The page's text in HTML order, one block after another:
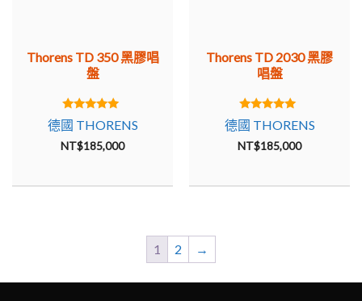
1983 年，在公司成立 100 週年之際，又一款大型車型進入
市場：Thorens Prestige。質量上等同於 Reference，帶有用
於兩個唱臂的子底盤和電動升降機。按照今天的標準，超級
驅動器也是獨一無二的，因為它的子底盤。
Thorens TD 350 黑膠唱
盤
5.00
out of 5
德國 THORENS
NT$185,000
Thorens TD 2030 黑膠
唱盤
5.00
out of 5
德國 THORENS
NT$185,000
1 2 →